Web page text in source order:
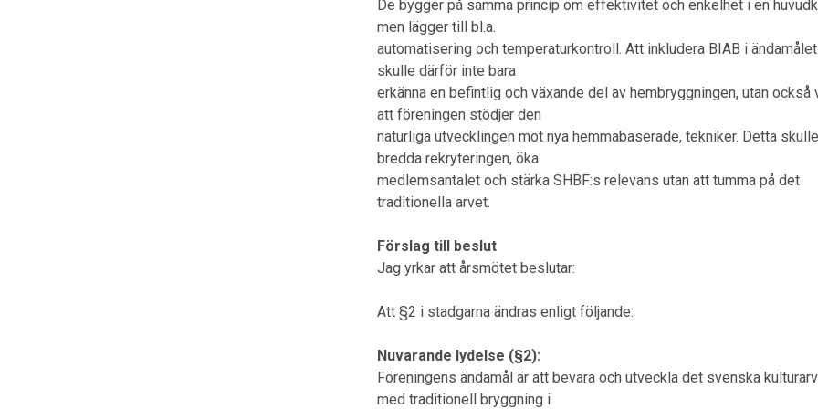
De bygger på samma princip om effektivitet och enkelhet i en
men lägger till bl.a.
automatisering och temperaturkontroll. Att inkludera BIAB i ändamålet
skulle därför inte bara
erkänna en befintlig och växande del av hembryggningen, utan också
att föreningen stödjer den
naturliga utvecklingen mot nya hemmabaserade, tekniker. Detta skulle
bredda rekryteringen, öka
medlemsantalet och stärka SHBF:s relevans utan att tumma på det
traditionella arvet.
Förslag till beslut
Jag yrkar att årsmötet beslutar:
Att §2 i stadgarna ändras enligt följande:
Nuvarande lydelse (§2):
Föreningens ändamål är att bevara och utveckla det svenska
med traditionell bryggning i